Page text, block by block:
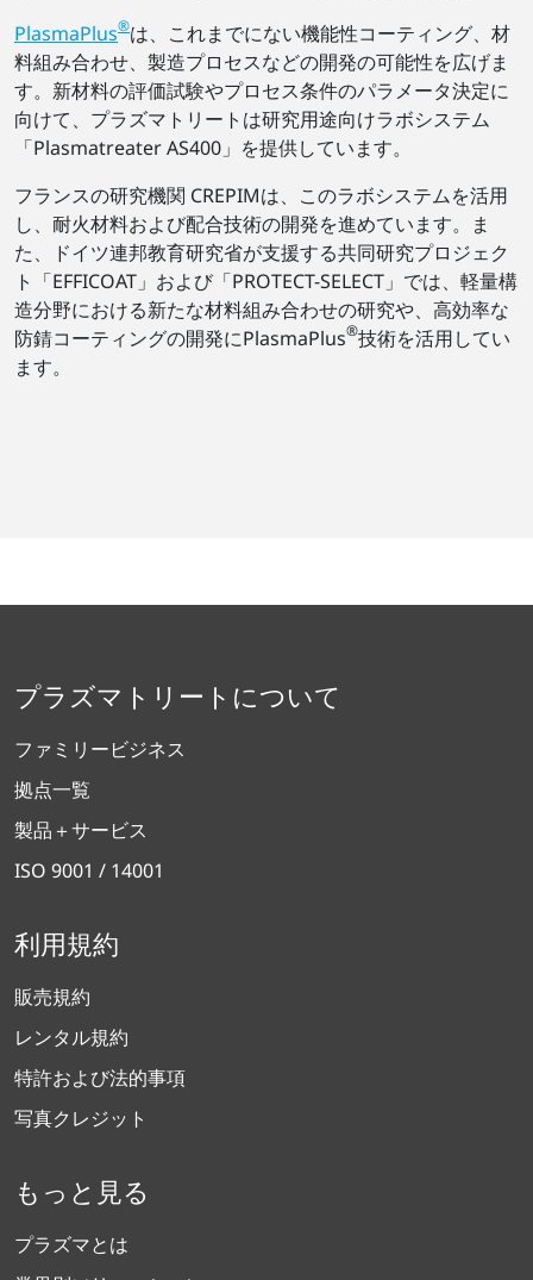
PlasmaPlus®は、これまでにない機能性コーティング、材
料組み合わせ、製造プロセスなどの開発の可能性を広げま
す。新材料の評価試験やプロセス条件のパラメータ決定に
向けて、プラズマトリートは研究用途向けラボシステム
「Plasmatreater AS400」を提供しています。
フランスの研究機関 CREPIMは、このラボシステムを活用
し、耐火材料および配合技術の開発を進めています。ま
た、ドイツ連邦教育研究省が支援する共同研究プロジェク
ト「EFFICOAT」および「PROTECT-SELECT」では、軽量構
造分野における新たな材料組み合わせの研究や、高効率な
防錆コーティングの開発にPlasmaPlus®技術を活用してい
ます。
プラズマトリートについて
ファミリービジネス
拠点一覧
製品＋サービス
ISO 9001 / 14001
利用規約
販売規約
レンタル規約
特許および法的事項
写真クレジット
もっと見る
プラズマとは